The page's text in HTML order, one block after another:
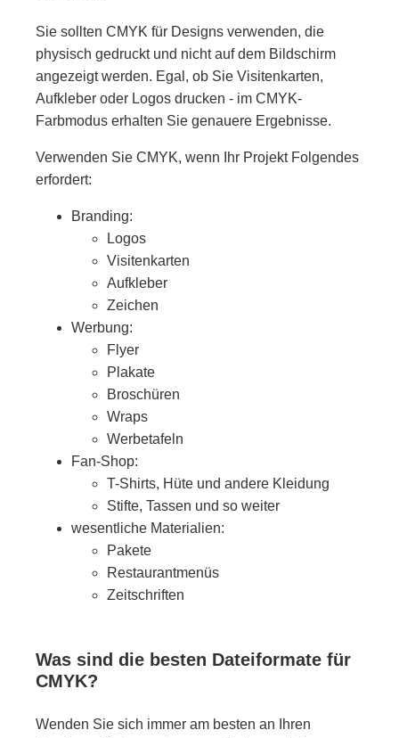
Sie sollten CMYK für Designs verwenden, die
physisch gedruckt und nicht auf dem Bildschirm
angezeigt werden. Egal, ob Sie Visitenkarten,
Aufkleber oder Logos drucken - im CMYK-
Farbmodus erhalten Sie genauere Ergebnisse.
Verwenden Sie CMYK, wenn Ihr Projekt Folgendes
erfordert:
Branding:
Logos
Visitenkarten
Aufkleber
Zeichen
Werbung:
Flyer
Plakate
Broschüren
Wraps
Werbetafeln
Fan-Shop:
T-Shirts, Hüte und andere Kleidung
Stifte, Tassen und so weiter
wesentliche Materialien:
Pakete
Restaurantmenüs
Zeitschriften
Was sind die besten Dateiformate für
CMYK?
Wenden Sie sich immer am besten an Ihren